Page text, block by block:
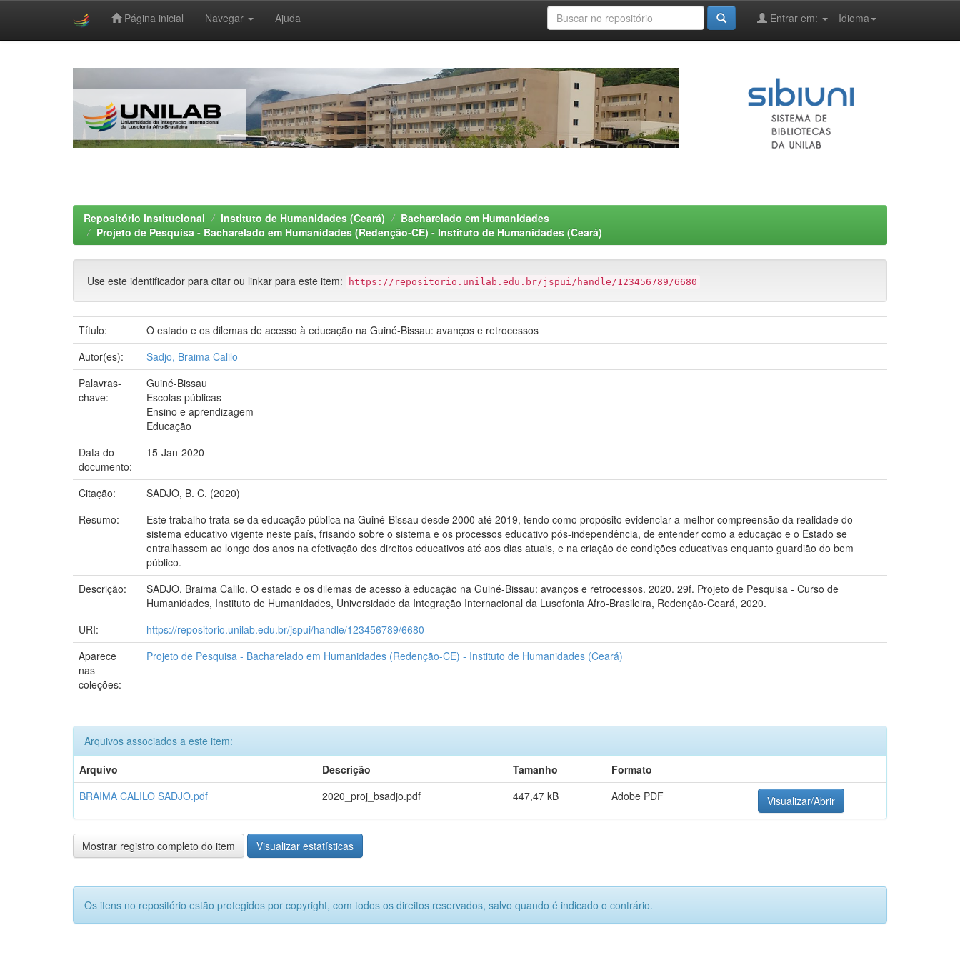
Página inicial Navegar Ajuda Idioma
Entrar em:
Repositório Institucional Instituto de Humanidades (Ceará)
Bacharelado em Humanidades
Projeto de Pesquisa - Bacharelado em Humanidades (Redenção-CE) - Instituto de Humanidades (Ceará)
Use este identificador para citar ou linkar para este item: https://repositorio.unilab.edu.br/jspui/handle/123456789/6680
Título:
O estado e os dilemas de acesso à educação na Guiné-Bissau: avanços e retrocessos
Autor(es):
Sadjo, Braima Calilo
Palavras-
chave:
Guiné-Bissau
Escolas públicas
Ensino e aprendizagem
Educação
Data do
documento:
15-Jan-2020
Citação:
SADJO, B. C. (2020)
Resumo:
Este trabalho trata-se da educação pública na Guiné-Bissau desde 2000 até 2019, tendo como propósito evidenciar a melhor compreensão da realidade do
sistema educativo vigente neste país, frisando sobre o sistema e os processos educativo pós-independência, de entender como a educação e o Estado se
entralhassem ao longo dos anos na efetivação dos direitos educativos até aos dias atuais, e na criação de condições educativas enquanto guardião do bem
público.
Descrição:
SADJO, Braima Calilo. O estado e os dilemas de acesso à educação na Guiné-Bissau: avanços e retrocessos. 2020. 29f. Projeto de Pesquisa - Curso de
Humanidades, Instituto de Humanidades, Universidade da Integração Internacional da Lusofonia Afro-Brasileira, Redenção-Ceará, 2020.
URI:
https://repositorio.unilab.edu.br/jspui/handle/123456789/6680
Aparece
nas
coleções:
Projeto de Pesquisa - Bacharelado em Humanidades (Redenção-CE) - Instituto de Humanidades (Ceará)
Arquivos associados a este item:
Arquivo
Descrição Tamanho
Formato
BRAIMA CALILO SADJO.pdf
2020_proj_bsadjo.pdf 447,47 kB Adobe PDF Visualizar/Abrir
Mostrar registro completo do item Visualizar estatísticas
Os itens no repositório estão protegidos por copyright, com todos os direitos reservados, salvo quando é indicado o contrário.